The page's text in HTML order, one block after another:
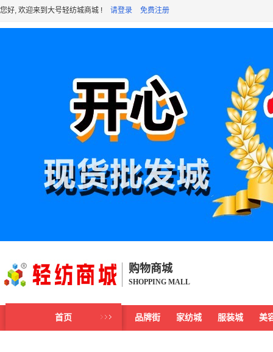
您好, 欢迎来到大号轻纺城商城 ! 请登录 免费注册
购物商城
SHOPPING MALL
首页 品牌街 家纺城 服装城 美